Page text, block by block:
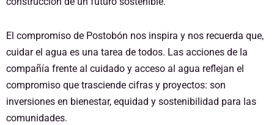
El compromiso de Postobón nos inspira y nos recuerda que,
cuidar el agua es una tarea de todos. Las acciones de la
compañía frente al cuidado y acceso al agua reflejan el
compromiso que trasciende cifras y proyectos: son
inversiones en bienestar, equidad y sostenibilidad para las
comunidades.